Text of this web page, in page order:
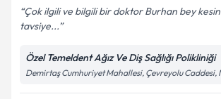
Çok ilgili ve bilgili bir doktor Burhan bey
tavsiye...
Özel Temeldent Ağız Ve Diş Sağlığı Polikliniği
Demirtaş Cumhuriyet Mahallesi, Çevreyolu Caddesi,